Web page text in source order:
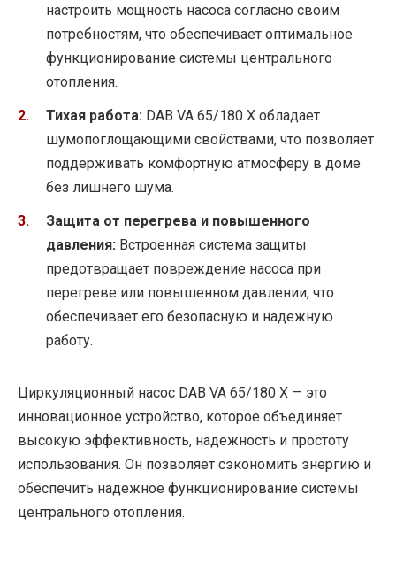
настроить мощность насоса согласно своим
потребностям, что обеспечивает оптимальное
функционирование системы центрального
отопления.
Тихая работа: DAB VA 65/180 X обладает
шумопоглощающими свойствами, что позволяет
поддерживать комфортную атмосферу в доме
без лишнего шума.
Защита от перегрева и повышенного
давления: Встроенная система защиты
предотвращает повреждение насоса при
перегреве или повышенном давлении, что
обеспечивает его безопасную и надежную
работу.
Циркуляционный насос DAB VA 65/180 X — это
инновационное устройство, которое объединяет
высокую эффективность, надежность и простоту
использования. Он позволяет сэкономить энергию и
обеспечить надежное функционирование системы
центрального отопления.